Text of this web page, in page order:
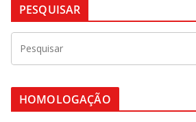
PESQUISAR
HOMOLOGAÇÃO